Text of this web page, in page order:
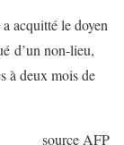
acquitté le doyen
d’un non-lieu,
à deux mois de
source AFP